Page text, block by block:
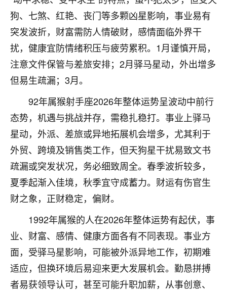
狗、七煞、红艳、丧门等多颗凶星影响，事业易有
突发波折，财富需防人情破财，感情面临外界干
扰，健康宜防情绪积压与疲劳累积。1月谨慎开局，
注意文件保管与差旅安排；2月驿马星动，外出增多
但易生疏漏；3月。
92年属猴射手座2026年整体运势呈波动中前行
态势，机遇与挑战并存，需稳扎稳打。事业上驿马
星动，外派、差旅或异地拓展机会增多，尤其利于
外贸、跨境及销售类工作，但天狗星干扰易致文书
疏漏或突发状况，务必细致周全。春季波折较多，
夏季起渐入佳境，秋季宜守成蓄力。财运有伤官生
财之象，正财稳定，偏财。
1992年属猴的人在2026年整体运势有起伏，事
业、财富、感情、健康方面各有不同表现。事业方
面，受驿马星影响，可能被外派异地工作，初期难
适应，但换环境后易迎来更大发展机会。勤恳拼搏
者易获领导认可，甚至可能升职加薪，从事创意、
Jessica李
老师做不做超度法事？我想给我奶奶做超度，她今年
刚去世了。
七零老顽童：我母亲前年离世，刚开始我经常
做梦梦见她，后来也是朋友介绍，找到慧来老
师，安排了超度法事，做梦再也没有梦到过
超度，现在看来，人不信也不行。
2天前 来自云南 11
优秀的张同学
老师收徒吗？？我对这些很感兴趣
2天前 来自山西 15